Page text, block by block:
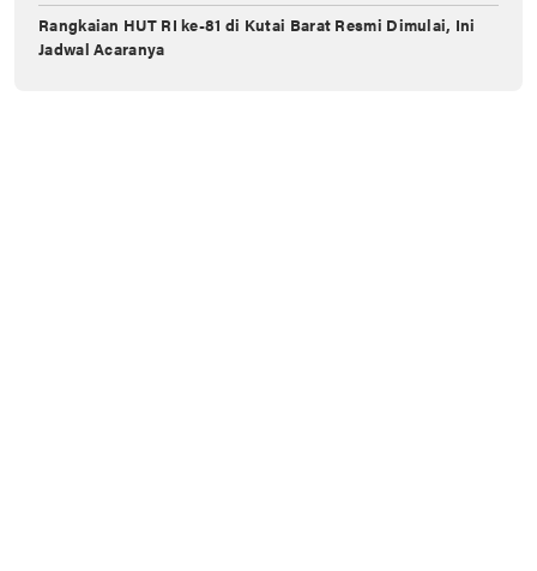
Rangkaian HUT RI ke-81 di Kutai Barat Resmi Dimulai, Ini
Jadwal Acaranya